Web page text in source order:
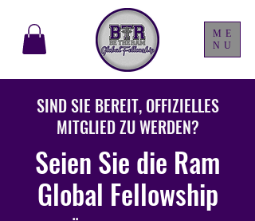
ME
NU
SIND SIE BEREIT, OFFIZIELLES
MITGLIED ZU WERDEN?
Seien Sie die Ram
Global Fellowship